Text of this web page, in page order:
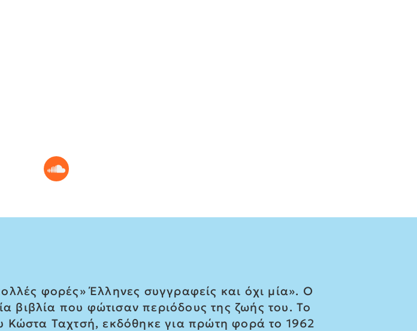
φορές» Έλληνες συγγραφείς και όχι μία». Ο
βιβλία που φώτισαν περιόδους της ζωής του. Το
Κώστα Ταχτσή, εκδόθηκε για πρώτη φορά το 1962